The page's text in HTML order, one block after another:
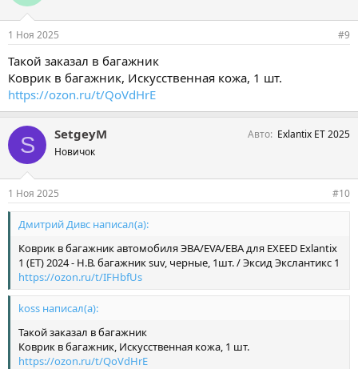
1 Ноя 2025 #9
Такой заказал в багажник
Коврик в багажник, Искусственная кожа, 1 шт.
https://ozon.ru/t/QoVdHrE
S SetgeyM
Новичок
Авто Exlantix ET 2025
1 Ноя 2025 #10
Дмитрий Дивс написал(а):
Коврик в багажник автомобиля ЭВА/EVA/ЕВА для EXEED Exlantix
1 (ET) 2024 - Н.В. багажник suv, черные, 1шт. / Эксид Экслантикс 1
https://ozon.ru/t/IFHbfUs
koss написал(а):
Такой заказал в багажник
Коврик в багажник, Искусственная кожа, 1 шт.
https://ozon.ru/t/QoVdHrE